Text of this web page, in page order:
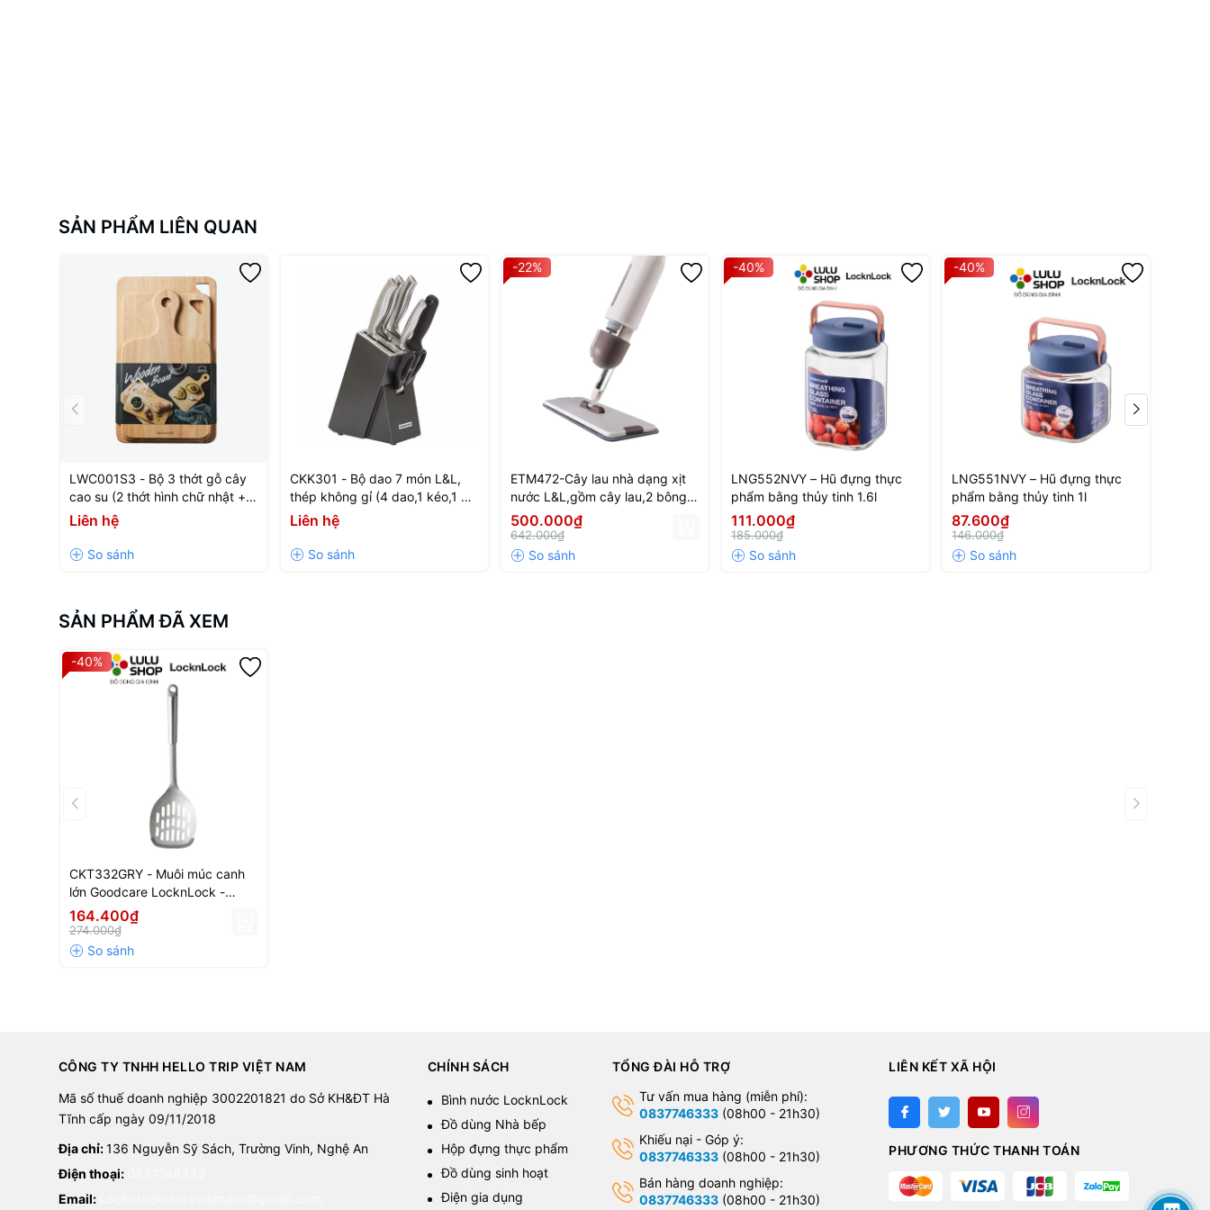
SẢN PHẨM LIÊN QUAN
LWC001S3 - Bộ 3 thớt gỗ cây
cao su (2 thớt hình chữ nhật + 1
thớt ping pong)
Liên hệ
CKK301 - Bộ dao 7 món L&L,
thép không gỉ (4 dao,1 kéo,1 đồ
mài,1 hộp đựng dao) - Màu đen
Liên hệ
-22%
ETM472-Cây lau nhà dạng xịt
nước L&L,gồm cây lau,2 bông
lau,36*10*129cm (không hoạt
động bằng điện)
500.000₫
642.000₫
-40%
LNG552NVY – Hũ đựng thực
phẩm bằng thủy tinh 1.6l
111.000₫
185.000₫
-40%
LNG551NVY – Hũ đựng thực
phẩm bằng thủy tinh 1l
87.600₫
146.000₫
SẢN PHẨM ĐÃ XEM
-40%
CKT332GRY - Muôi múc canh
lớn Goodcare LocknLock -
278x87x79mm - Màu xám
164.400₫
274.000₫
CÔNG TY TNHH HELLO TRIP VIỆT NAM
Mã số thuế doanh nghiệp 3002201821 do Sở KH&ĐT Hà
Tĩnh cấp ngày 09/11/2018
Địa chỉ:136 Nguyễn Sỹ Sách, Trường Vinh, Nghệ An
Điện thoại:
Email:
CHÍNH SÁCH
Bình nước LocknLock
Đồ dùng Nhà bếp
Hộp đựng thực phẩm
Đồ dùng sinh hoạt
Điện gia dụng
TỔNG ĐÀI HỖ TRỢ
Tư vấn mua hàng (miễn phí):
0837746333(08h00 - 21h30)
Khiếu nại - Góp ý:
0837746333(08h00 - 21h30)
Bán hàng doanh nghiệp:
0837746333(08h00 - 21h30)
LIÊN KẾT XÃ HỘI
PHƯƠNG THỨC THANH TOÁN